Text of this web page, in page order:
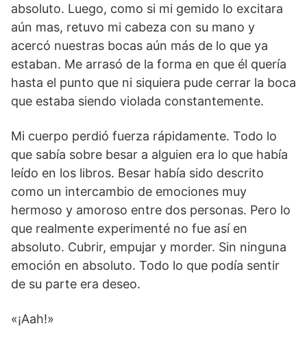
absoluto. Luego, como si mi gemido lo excitara
aún mas, retuvo mi cabeza con su mano y
acercó nuestras bocas aún más de lo que ya
estaban. Me arrasó de la forma en que él quería
hasta el punto que ni siquiera pude cerrar la boca
que estaba siendo violada constantemente.
Mi cuerpo perdió fuerza rápidamente. Todo lo
que sabía sobre besar a alguien era lo que había
leído en los libros. Besar había sido descrito
como un intercambio de emociones muy
hermoso y amoroso entre dos personas. Pero lo
que realmente experimenté no fue así en
absoluto. Cubrir, empujar y morder. Sin ninguna
emoción en absoluto. Todo lo que podía sentir
de su parte era deseo.
«¡Aah!»